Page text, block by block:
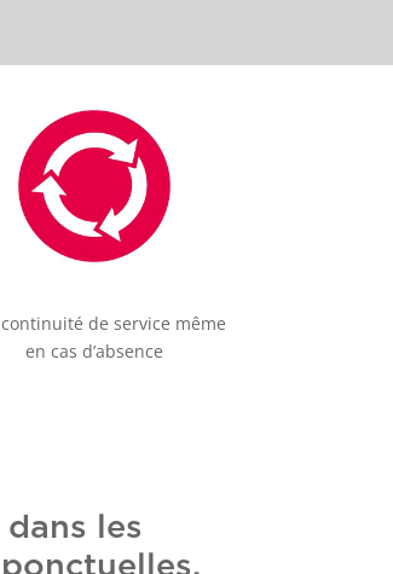
de service même
en cas d’absence
les